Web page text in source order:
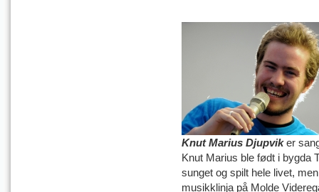
Knut Marius Djupviker
Knut Marius ble født i bygda
sunget og spilt hele livet,
musikklinja på Molde